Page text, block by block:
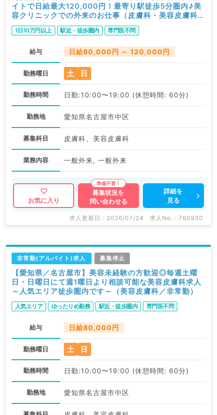
イトで日給最大120,000円！最寄り駅徒歩5分圏内♪美
容クリニックでの外来のお仕事（皮膚科・美容皮膚科／
非常勤）
1日10万円以上 駅近・徒歩圏内 専門医不問
給与 日給80,000円 ～ 120,000円
勤務曜日 土 日
勤務時間 日勤:10:00〜19:00 (休憩時間: 60分)
勤務地 愛知県名古屋市中区
募集科目 皮膚科、美容皮膚科
業務内容 一般外来, 一般外来
お気に入り
募集状況を
問い合わせる
詳細を
見る
求人更新日 : 2026/07/24 求人No. : 760930
非常勤(アルバイト)求人 募集停止
【愛知県／名古屋市】美容未経験の方歓迎◎毎週土曜
日・日曜日にて週1曜日より相談可能な美容皮膚科求人
～人気エリア徒歩圏内です～（美容皮膚科／非常勤）
人気エリア ゆったりめ勤務 駅近・徒歩圏内 専門医不問
給与 日給80,000円
勤務曜日 土 日
勤務時間 日勤:10:00〜19:00 (休憩時間: 60分)
勤務地 愛知県名古屋市中区